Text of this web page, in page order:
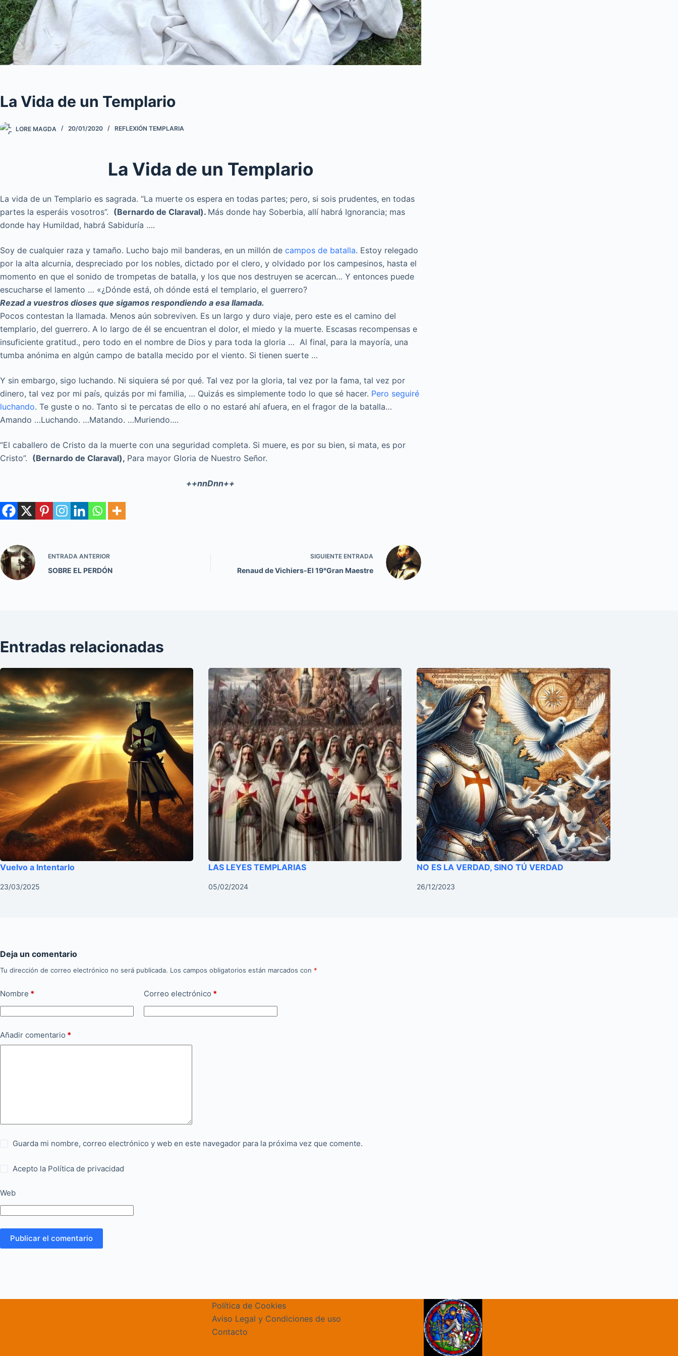
La Vida de un Templario
LORE MAGDA 20/01/2020 REFLEXIÓN TEMPLARIA
La Vida de un Templario
La vida de un Templario es sagrada. “La muerte os espera en todas partes; pero, si sois prudentes, en todas
partes la esperáis vosotros”. (Bernardo de Claraval). Más donde hay Soberbia, allí habrá Ignorancia; mas
donde hay Humildad, habrá Sabiduría ….
Soy de cualquier raza y tamaño. Lucho bajo mil banderas, en un millón de campos de batalla. Estoy relegado
por la alta alcurnia, despreciado por los nobles, dictado por el clero, y olvidado por los campesinos, hasta el
momento en que el sonido de trompetas de batalla, y los que nos destruyen se acercan… Y entonces puede
escucharse el lamento … «¿Dónde está, oh dónde está el templario, el guerrero?
Rezad a vuestros dioses que sigamos respondiendo a esa llamada.
Pocos contestan la llamada. Menos aún sobreviven. Es un largo y duro viaje, pero este es el camino del
templario, del guerrero. A lo largo de él se encuentran el dolor, el miedo y la muerte. Escasas recompensas e
insuficiente gratitud., pero todo en el nombre de Dios y para toda la gloria … Al final, para la mayoría, una
tumba anónima en algún campo de batalla mecido por el viento. Si tienen suerte …
Y sin embargo, sigo luchando. Ni siquiera sé por qué. Tal vez por la gloria, tal vez por la fama, tal vez por
dinero, tal vez por mi país, quizás por mi familia, … Quizás es simplemente todo lo que sé hacer. Pero seguiré
luchando. Te guste o no. Tanto si te percatas de ello o no estaré ahí afuera, en el fragor de la batalla…
Amando …Luchando. …Matando. …Muriendo….
“El caballero de Cristo da la muerte con una seguridad completa. Si muere, es por su bien, si mata, es por
Cristo”. (Bernardo de Claraval), Para mayor Gloria de Nuestro Señor.
++nnDnn++
ENTRADA ANTERIOR
SOBRE EL PERDÓN
SIGUIENTE ENTRADA
Renaud de Vichiers-El 19°Gran Maestre
Entradas relacionadas
Vuelvo a Intentarlo
23/03/2025
LAS LEYES TEMPLARIAS
05/02/2024
NO ES LA VERDAD, SINO TÚ VERDAD
26/12/2023
Deja un comentario
Tu dirección de correo electrónico no será publicada. Los campos obligatorios están marcados con *
Nombre * Correo electrónico *
Añadir comentario *
Guarda mi nombre, correo electrónico y web en este navegador para la próxima vez que comente.
Acepto la Política de privacidad
Web
Publicar el comentario
Política de Cookies
Aviso Legal y Condiciones de uso
Contacto